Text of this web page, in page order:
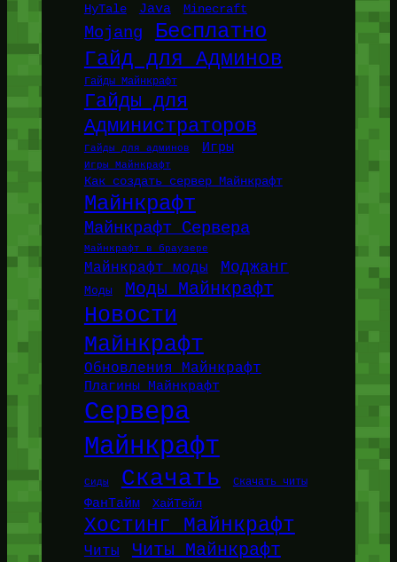
HyTale Java Minecraft
Mojang Бесплатно
Гайд для Админов
Гайды Майнкрафт
Гайды для
Администраторов
Гайды для админов Игры
Игры Майнкрафт
Как создать сервер Майнкрафт
Майнкрафт
Майнкрафт Сервера
Майнкрафт в браузере
Майнкрафт моды Моджанг
Моды Моды Майнкрафт
Новости
Майнкрафт
Обновления Майнкрафт
Плагины Майнкрафт
Сервера
Майнкрафт
Сиды Скачать Скачать читы
ФанТайм ХайТейл
Хостинг Майнкрафт
Читы Читы Майнкрафт